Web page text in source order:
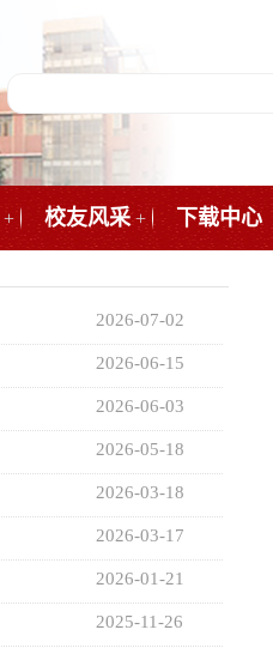
+ 校友风采 + 下载中心
2026-07-02
2026-06-15
2026-06-03
2026-05-18
2026-03-18
2026-03-17
2026-01-21
2025-11-26